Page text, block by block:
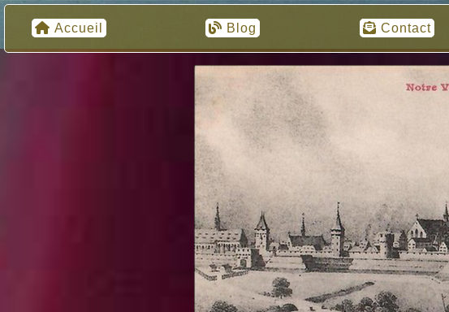
Accueil Blog Contact